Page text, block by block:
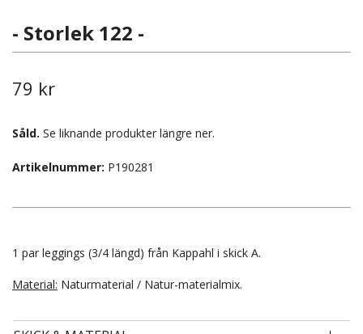
- Storlek 122 -
79 kr
Såld. Se liknande produkter längre ner.
Artikelnummer: P190281
1 par leggings (3/4 längd) från Kappahl i skick A.
Material: Naturmaterial / Natur-materialmix.